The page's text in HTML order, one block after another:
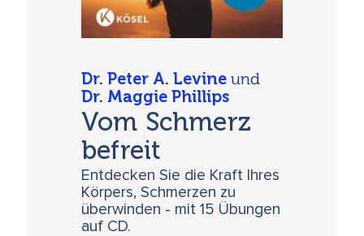
Dr. Peter A. Levine und
Dr. Maggie Phillips
Vom Schmerz
befreit
Entdecken Sie die Kraft Ihres
Körpers, Schmerzen zu
überwinden - mit 15 Übungen
auf CD.